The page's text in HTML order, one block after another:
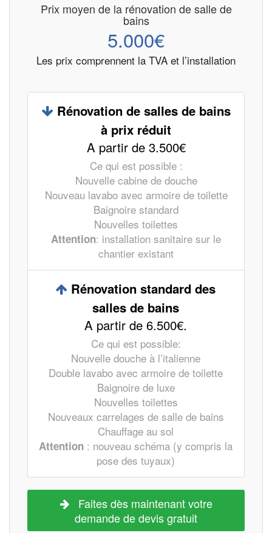
Prix moyen de la rénovation de salle de
bains
5.000€
Les prix comprennent la TVA et l’installation
Rénovation de salles de bains
à prix réduit
A partir de 3.500€
Ce qui est possible :
Nouvelle cabine de douche
Nouveau lavabo avec armoire de toilette
Baignoire standard
Nouvelles toilettes
Attention: installation sanitaire sur le
chantier existant
Rénovation standard des
salles de bains
A partir de 6.500€.
Ce qui est possible:
Nouvelle douche à l’italienne
Double lavabo avec armoire de toilette
Baignoire de luxe
Nouvelles toilettes
Nouveaux carrelages de salle de bains
Chauffage au sol
Attention : nouveau schéma (y compris la
pose des tuyaux)
Faites dès maintenant votre
demande de devis gratuit